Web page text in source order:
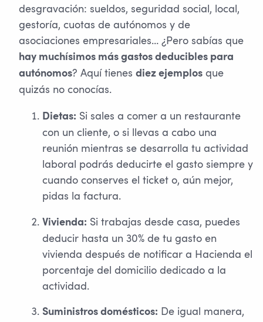
desgravación: sueldos, seguridad social, local,
gestoría, cuotas de autónomos y de
asociaciones empresariales… ¿Pero sabías que
hay muchísimos más gastos deducibles para
autónomos? Aquí tienes diez ejemplos que
quizás no conocías.
Dietas: Si sales a comer a un restaurante
con un cliente, o si llevas a cabo una
reunión mientras se desarrolla tu actividad
laboral podrás deducirte el gasto siempre y
cuando conserves el ticket o, aún mejor,
pidas la factura.
Vivienda: Si trabajas desde casa, puedes
deducir hasta un 30% de tu gasto en
vivienda después de notificar a Hacienda el
porcentaje del domicilio dedicado a la
actividad.
Suministros domésticos: De igual manera,